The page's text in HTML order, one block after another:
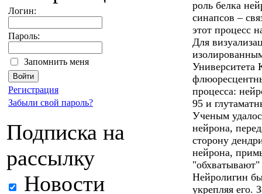
Логин:
Пароль:
Запомнить меня
Регистрация
Забыли свой пароль?
Подписка на
рассылку
Новости
роль белка
синапсов –
этот процесс
Для
Университета
процесса:
95 и
Ученым
нейрона,
сторону
нейрона,
"обхватывают"
Нейролигин
укрепляя его.